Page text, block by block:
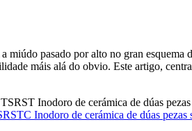
miúdo pasado por alto no gran
máis alá do obvio. Este artigo,
Inodoro de cerámica de dúas pezas